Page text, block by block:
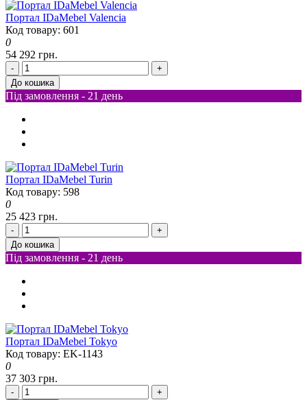
Портал IDaMebel Valencia
Код товару: 601
0
54 292 грн.
-
+
До кошика
Під замовлення - 21 день
Портал IDaMebel Turin
Код товару: 598
0
25 423 грн.
-
+
До кошика
Під замовлення - 21 день
Портал IDaMebel Tokyo
Код товару: EK-1143
0
37 303 грн.
-
+